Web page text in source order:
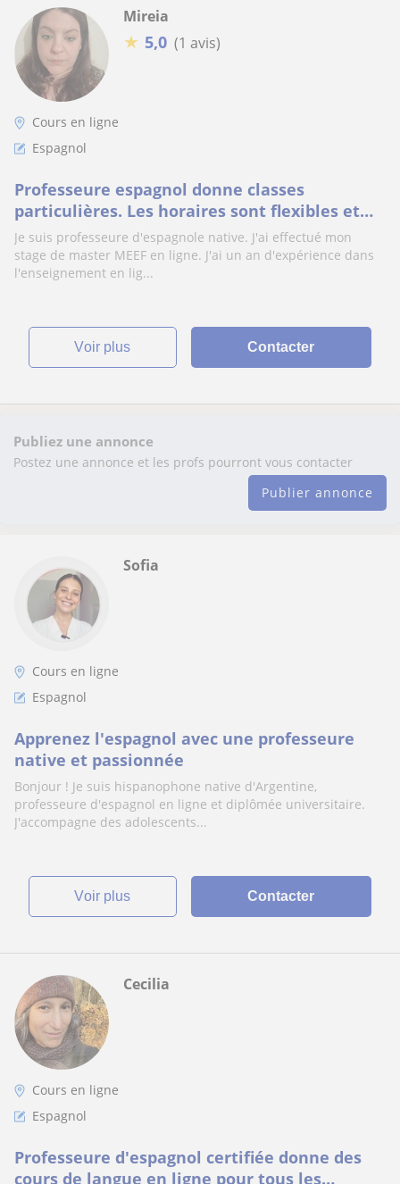
Mireia
★ 5,0 (1 avis)
Cours en ligne
Espagnol
Professeure espagnol donne classes
particulières. Les horaires sont flexibles et
ma tarifs est de 25 e/h en ligne
Je suis professeure d'espagnole native. J'ai effectué mon
stage de master MEEF en ligne. J'ai un an d'expérience dans
l'enseignement en lig...
voir plus Contacter
Publiez une annonce
Postez une annonce et les profs pourront vous contacter
Publier annonce
Sofia
Cours en ligne
Espagnol
Apprenez l'espagnol avec une professeure
native et passionnée
Bonjour ! Je suis hispanophone native d'Argentine,
professeure d'espagnol en ligne et diplômée universitaire.
J'accompagne des adolescents...
voir plus Contacter
Cecilia
Cours en ligne
Espagnol
Professeure d'espagnol certifiée donne des
cours de langue en ligne pour tous les